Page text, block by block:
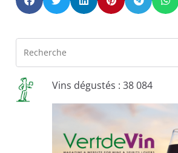
Vins dégustés : 38 084